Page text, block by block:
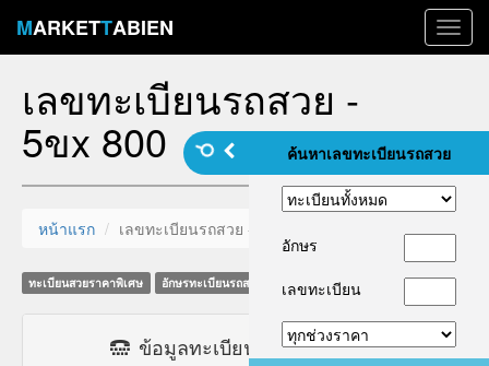
MARKETTABIEN
เลขทะเบียนรถสวย -
5ขx 800
หน้าแรก เลขทะเบียนรถสวย - 5ขx 800
ทะเบียนสวยราคาพิเศษ อักษรทะเบียนรถสวย 5ขx เลขทะเบียนรถสวย 800
ข้อมูลทะเบียนรถสวย 5ขx 800
ค้นหาเลขทะเบียนรถสวย
อักษร
เลขทะเบียน